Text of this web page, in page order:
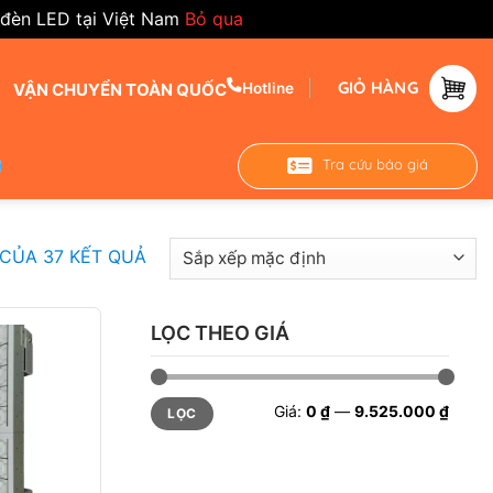
LED tại Việt Nam Bỏ qua
VẬN CHUYỂN TOÀN QUỐC Hotline GIỎ HÀNG
Tra cứu báo giá
37 KẾT QUẢ
TẠI
130lm/W
/
LỌC THEO GIÁ
Giá
tối
thiểu
Giá
tối
đa
LỌC Giá: 0 ₫ — 9.525.000 ₫